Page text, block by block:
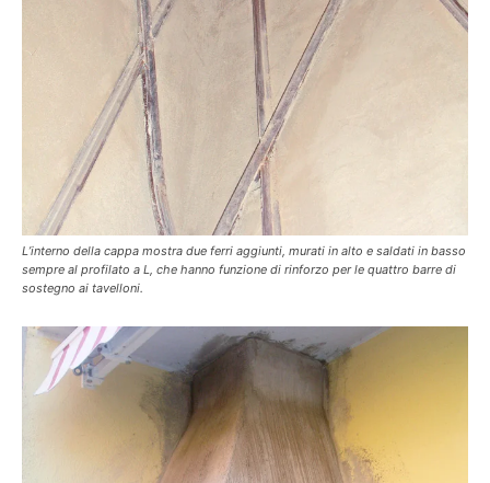
L’interno della cappa mostra due ferri aggiunti, murati in alto e saldati in basso
sempre al profilato a L, che hanno funzione di rinforzo per le quattro barre di
sostegno ai tavelloni.